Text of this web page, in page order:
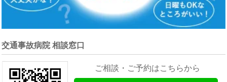
交通事故病院 相談窓口
ご相談・ご予約はこちらから